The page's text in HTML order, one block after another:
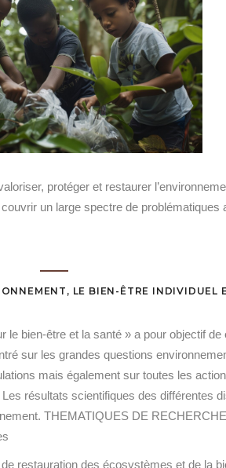
protéger et restaurer
un large spectre de problématiques
LE BIEN-ÊTRE INDIVIDUEL
bien-être et la santé » a pour objectif
sur les grandes questions
mais également sur toutes les
résultats scientifiques des différentes
THEMATIQUES DE
restauration des écosystèmes et de la